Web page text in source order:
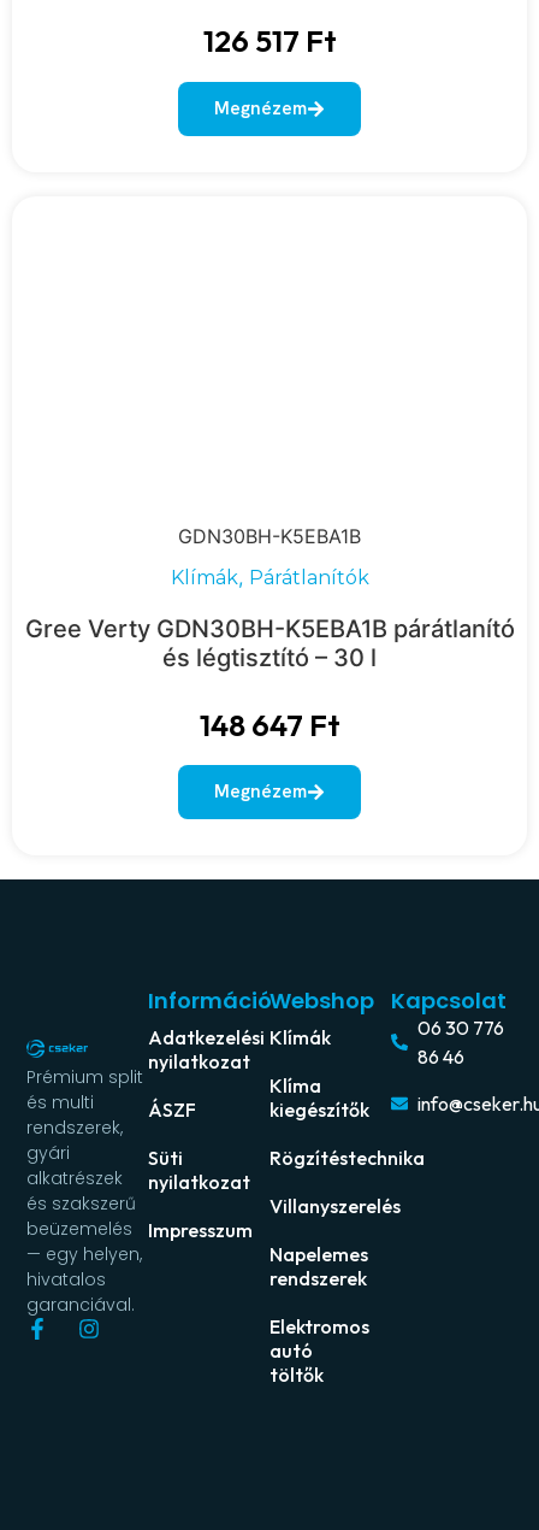
126 517 Ft
Megnézem
GDN30BH-K5EBA1B
Klímák, Párátlanítók
Gree Verty GDN30BH-K5EBA1B párátlanító
és légtisztító – 30 l
148 647 Ft
Megnézem
Prémium split
és multi
rendszerek,
gyári
alkatrészek
és szakszerű
beüzemelés
— egy helyen,
hivatalos
garanciával.
Webshop
Klímák
Klíma
kiegészítők
Rögzítéstechnika
Villanyszerelés
Napelemes
rendszerek
Elektromos
autó
töltők
Információ
Adatkezelési
nyilatkozat
ÁSZF
Süti
nyilatkozat
Impresszum
Kapcsolat
06 30 776
86 46